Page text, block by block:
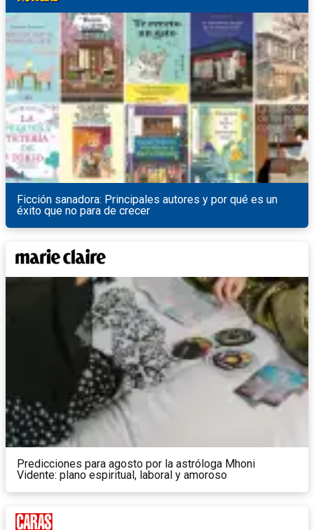
Ficción sanadora: Principales autores y por qué es un
éxito que no para de crecer
Predicciones para agosto por la astróloga Mhoni
Vidente: plano espiritual, laboral y amoroso